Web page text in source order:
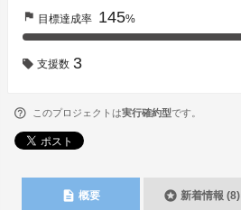
flag 目標達成率 145%
支援数 3
このプロジェクトは実行確約型です。
description 概要 stars 新着情報 (8)